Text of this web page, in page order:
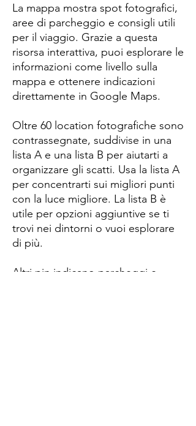
La mappa mostra spot fotografici,
aree di parcheggio e consigli utili
per il viaggio. Grazie a questa
risorsa interattiva, puoi esplorare le
informazioni come livello sulla
mappa e ottenere indicazioni
direttamente in Google Maps.
Oltre 60 location fotografiche sono
contrassegnate, suddivise in una
lista A e una lista B per aiutarti a
organizzare gli scatti. Usa la lista A
per concentrarti sui migliori punti
con la luce migliore. La lista B è
utile per opzioni aggiuntive se ti
trovi nei dintorni o vuoi esplorare
di più.
Altri pin indicano parcheggi e